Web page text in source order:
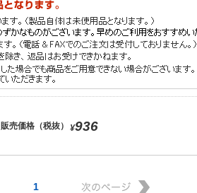
販売価格（税抜） ¥936
1